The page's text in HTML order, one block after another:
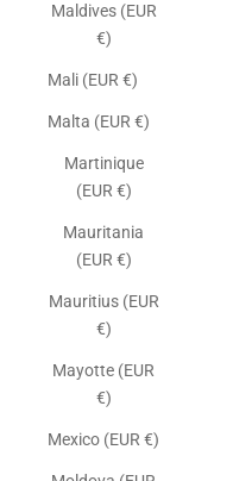
Maldives (EUR
€)
Mali (EUR €)
Malta (EUR €)
Martinique
(EUR €)
Mauritania
(EUR €)
Mauritius (EUR
€)
Mayotte (EUR
€)
Mexico (EUR €)